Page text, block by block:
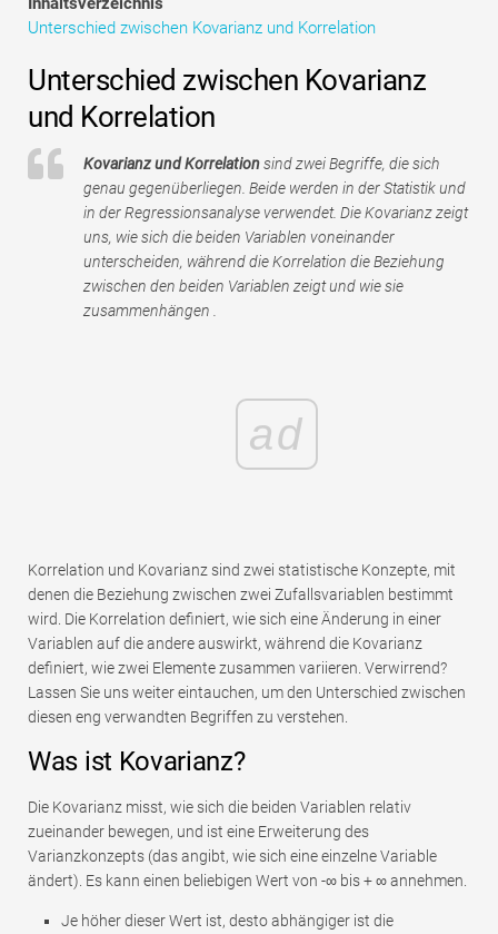
Vollständige Form
Risikomanagement-Tutorials
Unterschied zwischen Kovarianz und Korrelation
Unterschied zwischen Kovarianz
und Korrelation
Kovarianz und Korrelationsind zwei Begriffe, die sich
genau gegenüberliegen. Beide werden in der Statistik und
in der Regressionsanalyse verwendet. Die Kovarianz zeigt
uns, wie sich die beiden Variablen voneinander
unterscheiden, während die Korrelation die Beziehung
zwischen den beiden Variablen zeigt und wie sie
zusammenhängen .
ad
Korrelation und Kovarianz sind zwei statistische Konzepte, mit
denen die Beziehung zwischen zwei Zufallsvariablen bestimmt
wird. Die Korrelation definiert, wie sich eine Änderung in einer
Variablen auf die andere auswirkt, während die Kovarianz
definiert, wie zwei Elemente zusammen variieren. Verwirrend?
Lassen Sie uns weiter eintauchen, um den Unterschied zwischen
diesen eng verwandten Begriffen zu verstehen.
Was ist Kovarianz?
Die Kovarianz misst, wie sich die beiden Variablen relativ
zueinander bewegen, und ist eine Erweiterung des
Varianzkonzepts (das angibt, wie sich eine einzelne Variable
ändert). Es kann einen beliebigen Wert von -∞ bis + ∞ annehmen.
Je höher dieser Wert ist, desto abhängiger ist die